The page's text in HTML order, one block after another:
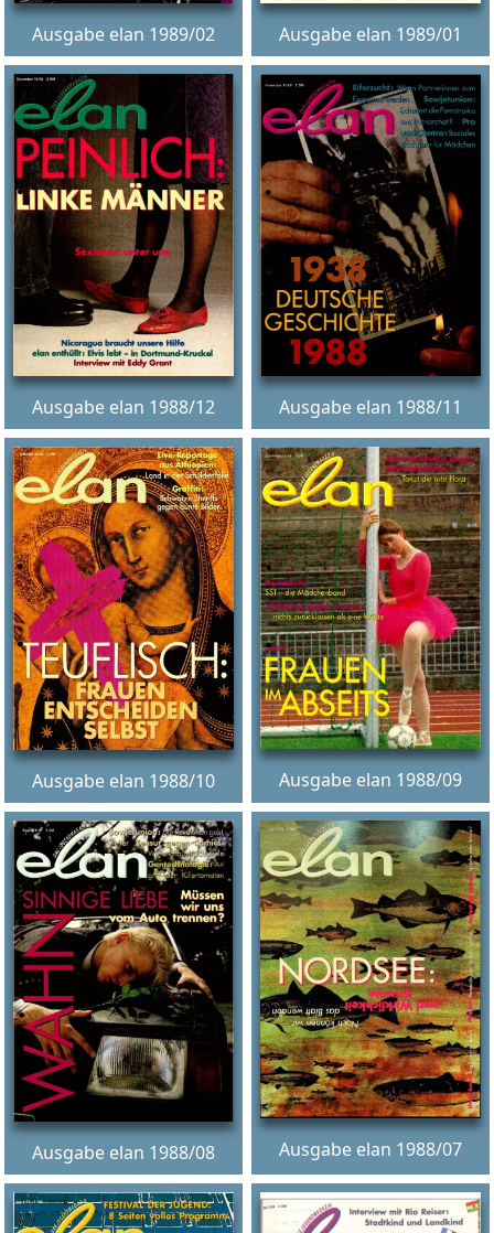
Ausgabe elan 1989/02 Ausgabe elan 1989/01
Ausgabe elan 1988/12 Ausgabe elan 1988/11
Ausgabe elan 1988/10 Ausgabe elan 1988/09
Ausgabe elan 1988/08 Ausgabe elan 1988/07